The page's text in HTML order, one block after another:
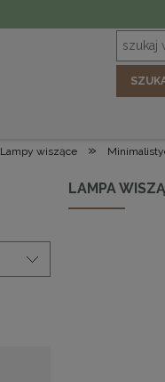
Lampy wiszące »
LAMPA